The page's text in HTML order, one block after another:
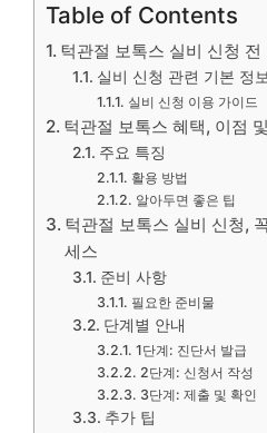
Table of Contents
턱관절 보톡스 실비 신청
실비 신청 관련 기본 정보
실비 신청 이용 가이드
턱관절 보톡스 혜택, 이점
주요 특징
활용 방법
알아두면 좋은 팁
턱관절 보톡스 실비 신청,
세스
준비 사항
필요한 준비물
단계별 안내
1단계: 진단서 발급
2단계: 신청서 작성
3단계: 제출 및 확인
추가 팁